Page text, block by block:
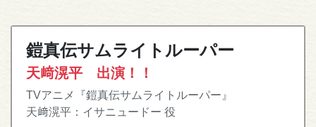
鎧真伝サムライトルーパー
天﨑滉平 出演！！
TVアニメ『鎧真伝サムライトルーパー』
天﨑滉平：イサニュードー 役